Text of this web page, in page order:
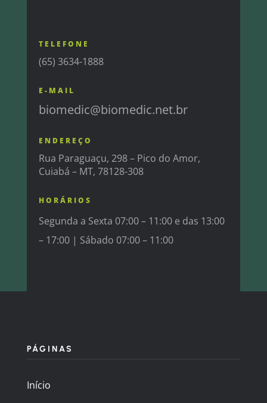
TELEFONE
(65) 3634-1888
E-MAIL
biomedic@biomedic.net.br
ENDEREÇO
Rua Paraguaçu, 298 – Pico do Amor,
Cuiabá – MT, 78128-308
HORÁRIOS
Segunda a Sexta 07:00 – 11:00 e das 13:00
– 17:00 | Sábado 07:00 – 11:00
PÁGINAS
Início